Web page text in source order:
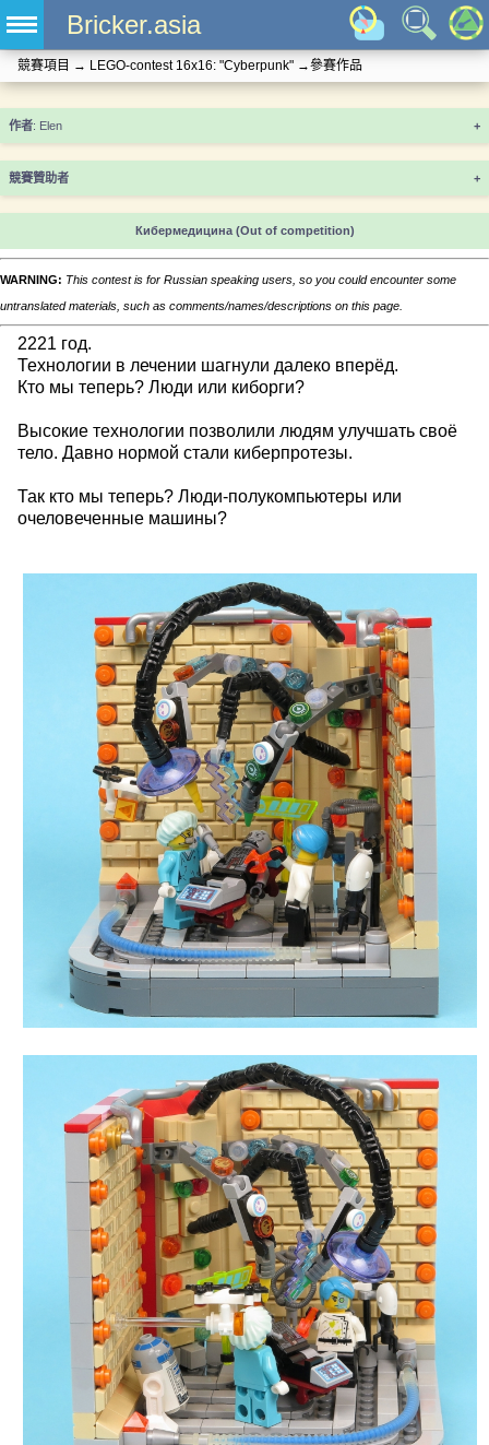
Bricker.asia
競賽項目 → LEGO-contest 16x16: "Cyberpunk" →參賽作品
+
競賽贊助者 +
Кибермедицина (Out of competition)
WARNING: This contest is for Russian speaking users, so you could encounter some
untranslated materials, such as comments/names/descriptions on this page.
2221 год.
Технологии в лечении шагнули далеко вперёд.
Кто мы теперь? Люди или киборги?
Высокие технологии позволили людям улучшать своё
тело. Давно нормой стали киберпротезы.
Так кто мы теперь? Люди-полукомпьютеры или
очеловеченные машины?